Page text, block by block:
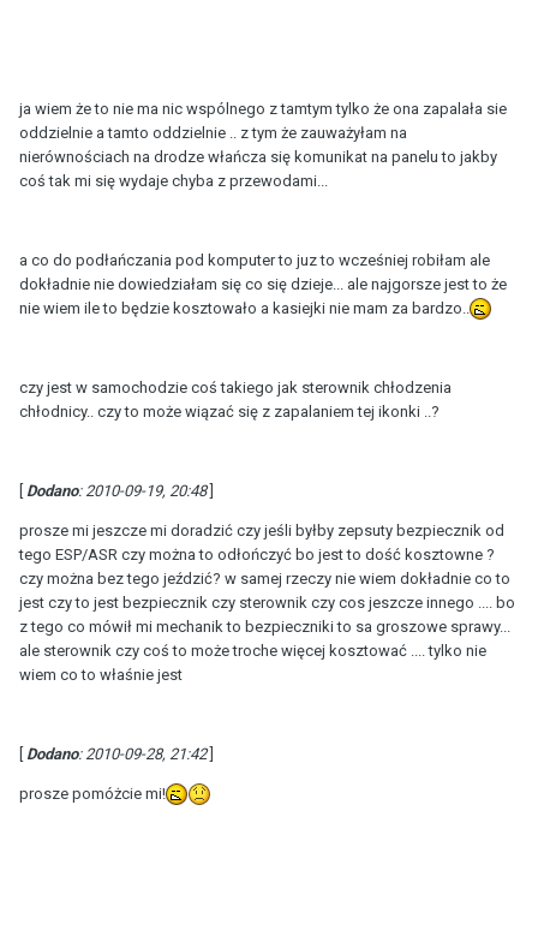
ja wiem że to nie ma nic wspólnego z tamtym tylko że ona zapalała sie
oddzielnie a tamto oddzielnie .. z tym że zauważyłam na
nierównościach na drodze włańcza się komunikat na panelu to jakby
coś tak mi się wydaje chyba z przewodami...
a co do podłańczania pod komputer to juz to wcześniej robiłam ale
dokładnie nie dowiedziałam się co się dzieje... ale najgorsze jest to że
nie wiem ile to będzie kosztowało a kasiejki nie mam za bardzo..
czy jest w samochodzie coś takiego jak sterownik chłodzenia
chłodnicy.. czy to może wiązać się z zapalaniem tej ikonki ..?
Dodano: 2010-09-19, 20:48]
prosze mi jeszcze mi doradzić czy jeśli byłby zepsuty bezpiecznik od
tego ESP/ASR czy można to odłończyć bo jest to dość kosztowne ?
czy można bez tego jeździć? w samej rzeczy nie wiem dokładnie co to
jest czy to jest bezpiecznik czy sterownik czy cos jeszcze innego .... bo
z tego co mówił mi mechanik to bezpieczniki to sa groszowe sprawy...
ale sterownik czy coś to może troche więcej kosztować .... tylko nie
wiem co to właśnie jest
Dodano: 2010-09-28, 21:42]
prosze pomóżcie mi!